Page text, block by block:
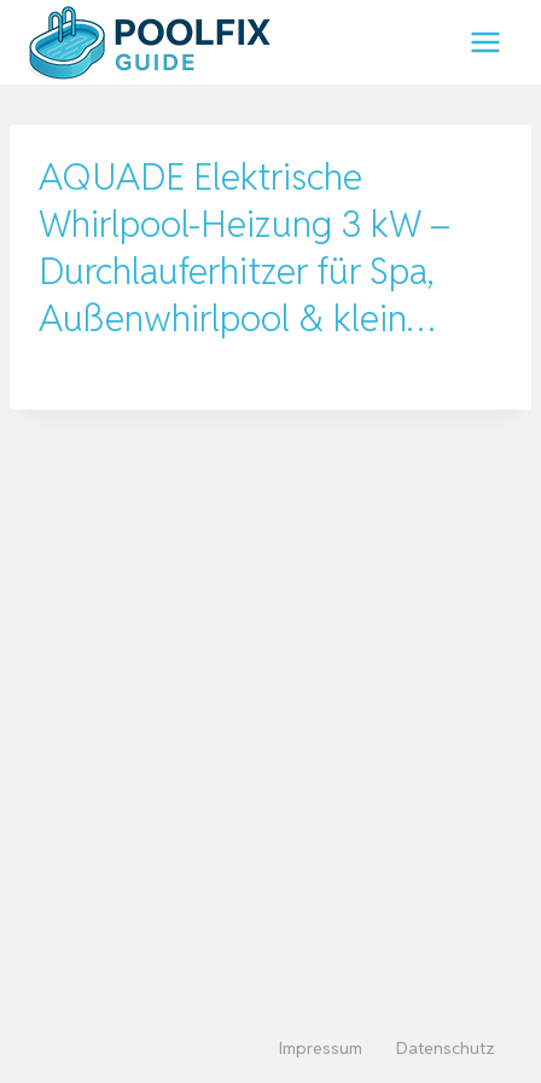
Inhalt
springen
AQUADE Elektrische
Whirlpool-Heizung 3 kW –
Durchlauferhitzer für Spa,
Außenwhirlpool & klein…
Impressum Datenschutz